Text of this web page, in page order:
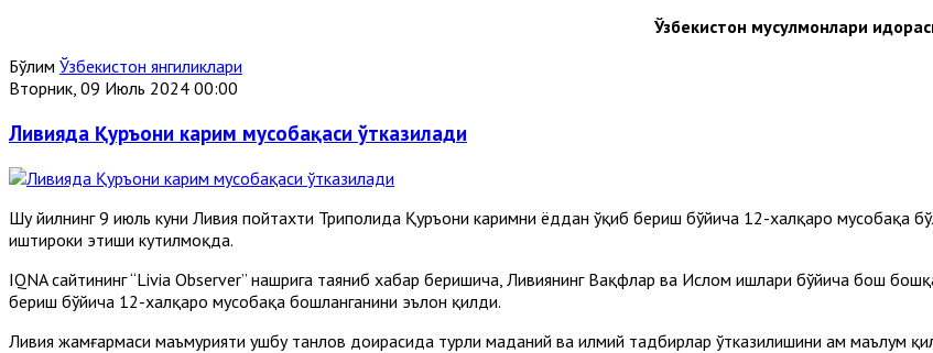
Ўзбекистон мусулмонлари
Бўлим Ўзбекистон янгиликлари
Вторник, 09 Июль 2024 00:00
Ливияда Қуръони карим мусобақаси ўтказилади
Шу йилнинг 9 июль куни Ливия пойтахти Триполида Қуръони каримни ёддан ўқиб бериш бўйича 12-халқаро мусобақа
иштироки этиши кутилмоқда.
IQNA сайтининг “Livia Observer” нашрига таяниб хабар беришича, Ливиянинг Вақфлар ва Ислом ишлари бўйича бош
бериш бўйича 12-халқаро мусобақа бошланганини эълон қилди.
Ливия жамғармаси маъмурияти ушбу танлов доирасида турли маданий ва илмий тадбирлар ўтказилишини ҳам маълум